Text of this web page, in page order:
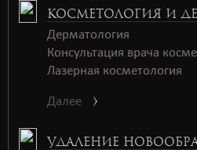
КОСМЕТОЛОГИЯ И
Дерматология
Консультация врача
Лазерная косметология
Далее
УДАЛЕНИЕ